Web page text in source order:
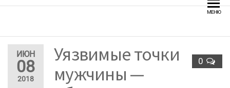
МЕНЮ
ИЮН
08
2018
0
Уязвимые точки
мужчины —